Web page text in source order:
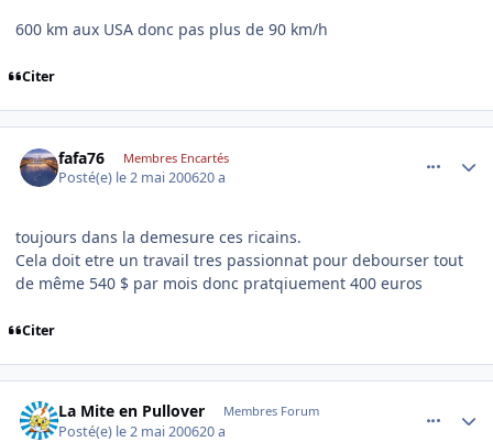
600 km aux USA donc pas plus de 90 km/h
Citer
fafa76 Membres Encartés
Posté(e) le 2 mai 200620 a
toujours dans la demesure ces ricains.
Cela doit etre un travail tres passionnat pour debourser tout
de même 540 $ par mois donc pratqiuement 400 euros
Citer
La Mite en Pullover Membres Forum
Posté(e) le 2 mai 200620 a